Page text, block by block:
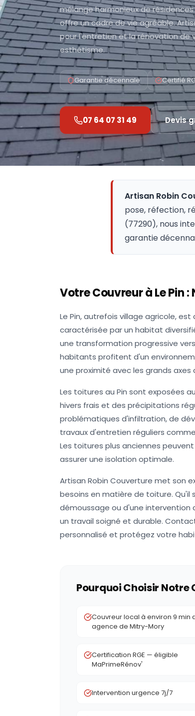
mélange harmonieux de
offre un cadre de vie agréable.
pour l'entretien et la rénovation de
esthétisme.
Garantie décennale Certifié
07 64 07 31 49 Devis
Artisan Robin
pose, réfection,
(77290), nous
garantie
Votre Couvreur àLe Pin:
Le Pin, autrefois village agricole,
caractérisée par un habitat
une transformation progressive
habitants profitent d'un
une proximité avec les grands
Les toitures au Pin sont exposées
hivers frais et des précipitations
problématiques d'infiltration, de
travaux d'entretien réguliers
Les toitures plus anciennes
assurer une isolation optimale.
Artisan Robin Couverture met son
besoins en matière de toiture. Qu'il
démoussage ou d'une intervention
un travail soigné et durable.
personnalisé et protégez votre
Pourquoi Choisir Notre
Couvreur local à environ 9 min
agence de Mitry-Mory
Certification RGE — éligible
MaPrimeRénov'
Intervention urgence 7j/7